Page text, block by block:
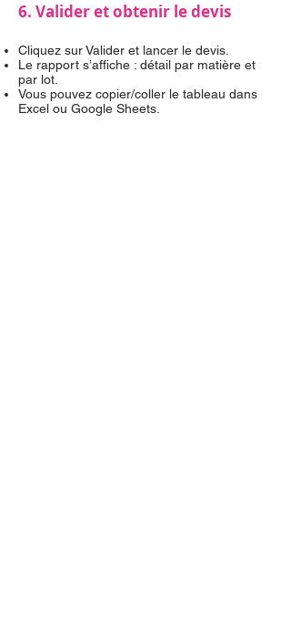
6. Valider et obtenir le devis
Cliquez sur Valider et lancer le devis.
Le rapport s’affiche : détail par matière et
par lot.
Vous pouvez copier/coller le tableau dans
Excel ou Google Sheets.